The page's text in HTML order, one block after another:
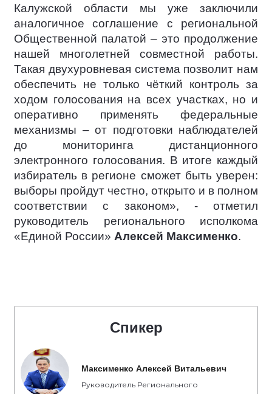
Калужской области мы уже заключили
аналогичное соглашение с региональной
Общественной палатой – это продолжение
нашей многолетней совместной работы.
Такая двухуровневая система позволит нам
обеспечить не только чёткий контроль за
ходом голосования на всех участках, но и
оперативно применять федеральные
механизмы – от подготовки наблюдателей
до мониторинга дистанционного
электронного голосования. В итоге каждый
избиратель в регионе сможет быть уверен:
выборы пройдут честно, открыто и в полном
соответствии с законом», - отметил
руководитель регионального исполкома
«Единой России» Алексей Максименко.
Спикер
Максименко Алексей Витальевич
Руководитель Регионального